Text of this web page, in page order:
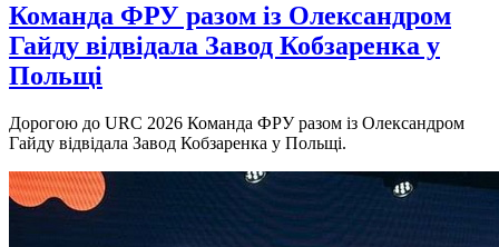
Команда ФРУ разом із Олександром
Гайду відвідала Завод Кобзаренка у
Польщі
Дорогою до URC 2026 Команда ФРУ разом із Олександром
Гайду відвідала Завод Кобзаренка у Польщі.